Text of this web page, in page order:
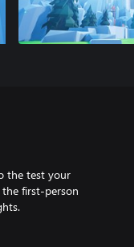
the test your
the first-person